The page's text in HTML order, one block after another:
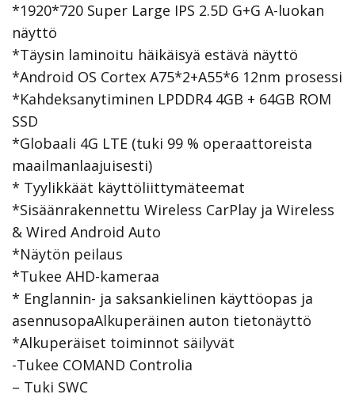
*1920*720 Super Large IPS 2.5D G+G A-luokan
näyttö
*Täysin laminoitu häikäisyä estävä näyttö
*Android OS Cortex A75*2+A55*6 12nm prosessi
*Kahdeksanytiminen LPDDR4 4GB + 64GB ROM
SSD
*Globaali 4G LTE (tuki 99 % operaattoreista
maailmanlaajuisesti)
* Tyylikkäät käyttöliittymäteemat
*Sisäänrakennettu Wireless CarPlay ja Wireless
& Wired Android Auto
*Näytön peilaus
*Tukee AHD-kameraa
* Englannin- ja saksankielinen käyttöopas ja
asennusopaAlkuperäinen auton tietonäyttö
*Alkuperäiset toiminnot säilyvät
-Tukee COMAND Controlia
– Tuki SWC